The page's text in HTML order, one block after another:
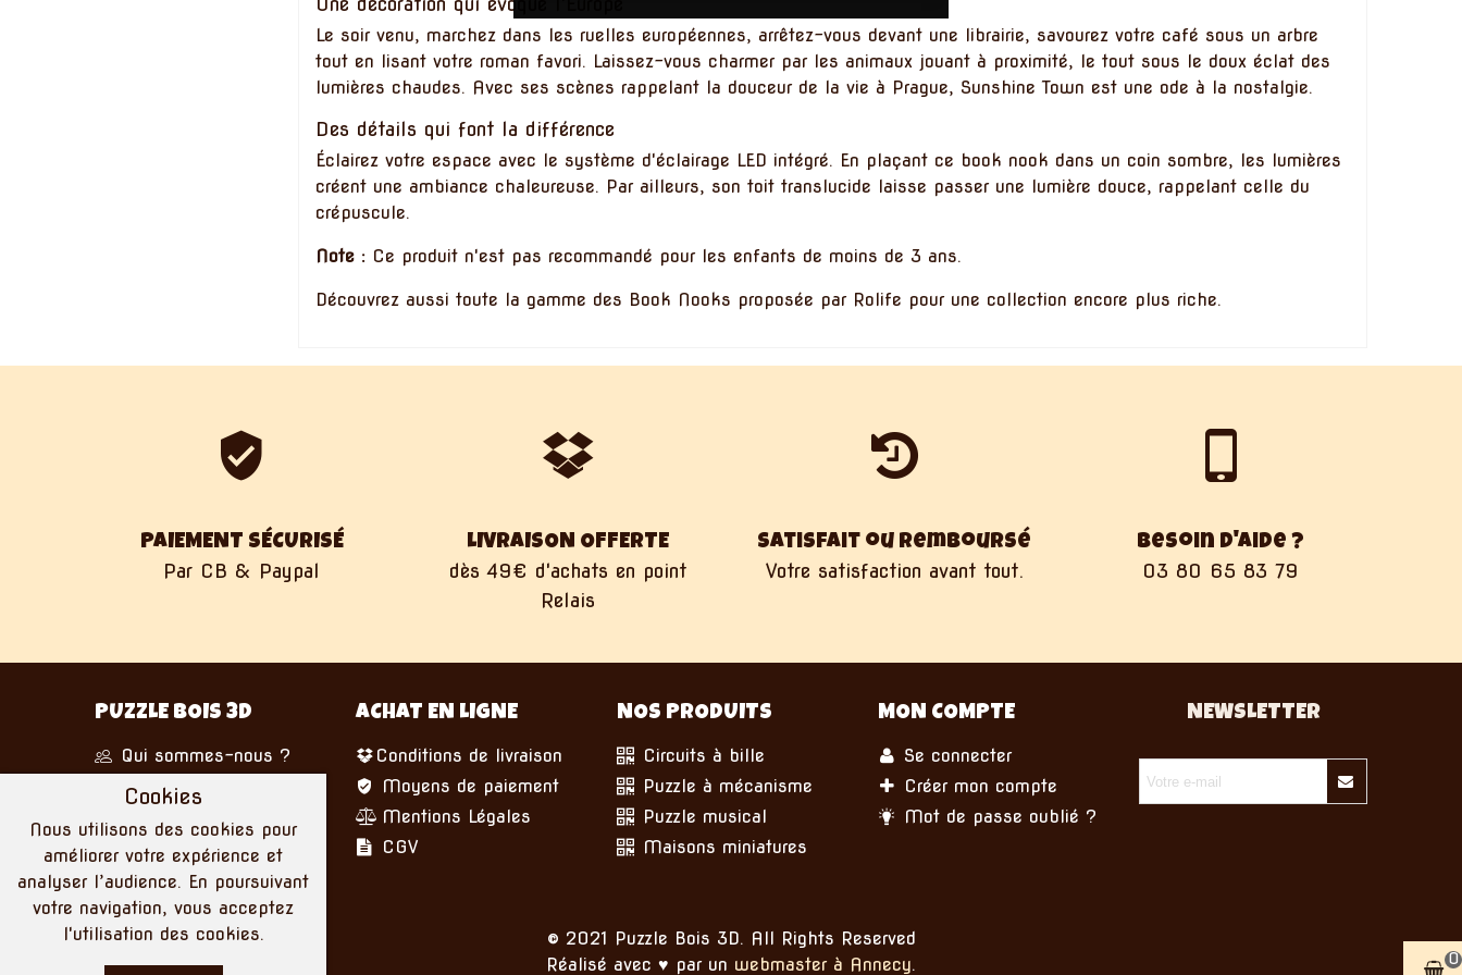
Le soir venu, marchez dans les ruelles européennes, arrêtez-vous devant une librairie, savourez votre café sous un arbre
tout en lisant votre roman favori. Laissez-vous charmer par les animaux jouant à proximité, le tout sous le doux éclat des
lumières chaudes. Avec ses scènes rappelant la douceur de la vie à Prague, Sunshine Town est une ode à la nostalgie.
Des détails qui font la différence
Éclairez votre espace avec le système d'éclairage LED intégré. En plaçant ce book nook dans un coin sombre, les lumières
créent une ambiance chaleureuse. Par ailleurs, son toit translucide laisse passer une lumière douce, rappelant celle du
crépuscule.
Note : Ce produit n'est pas recommandé pour les enfants de moins de 3 ans.
Découvrez aussi toute la gamme des Book Nooks proposée par Rolife pour une collection encore plus riche.
PAIEMENT SÉCURISÉ
Par CB & Paypal
LIVRAISON OFFERTE
dès 49€ d'achats en point
Relais
Satisfait ou remboursé
Votre satisfaction avant tout.
Besoin d'aide ?
03 80 65 83 79
PUZZLE BOIS 3D
Qui sommes-nous ?
Nous écrire
ACHAT EN LIGNE
Conditions de livraison
Moyens de paiement
Mentions Légales
CGV
NOS PRODUITS
Circuits à bille
Puzzle à mécanisme
Puzzle musical
Maisons miniatures
MON COMPTE
Se connecter
Créer mon compte
Mot de passe oublié ?
NEWSLETTER
© 2021 Puzzle Bois 3D. All Rights Reserved
Réalisé avec ♥ par un webmaster à Annecy. 0
Cookies
Nous utilisons des cookies pour
améliorer votre expérience et
analyser l’audience. En poursuivant
votre navigation, vous acceptez
l'utilisation des cookies.